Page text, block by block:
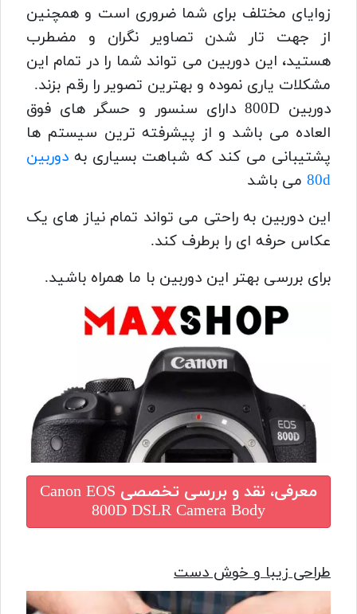
زوایای مختلف برای شما ضروری است و همچنین
از جهت تار شدن تصاویر نگران و مضطرب
هستید، این دوربین می تواند شما را در تمام این
مشکلات یاری نموده و بهترین تصویر را رقم بزند.
دوربین 800D دارای سنسور و حسگر های فوق
العاده می باشد و از پیشرفته ترین سیستم ها
پشتیبانی می کند که شباهت بسیاری به دوربین
80d می باشد
این دوربین به راحتی می تواند تمام نیاز های یک
عکاس حرفه ای را برطرف کند.
برای بررسی بهتر این دوربین با ما همراه باشید.
معرفی، نقد و بررسی تخصصی Canon EOS
800D DSLR Camera Body
طراحی زیبا و خوش دست